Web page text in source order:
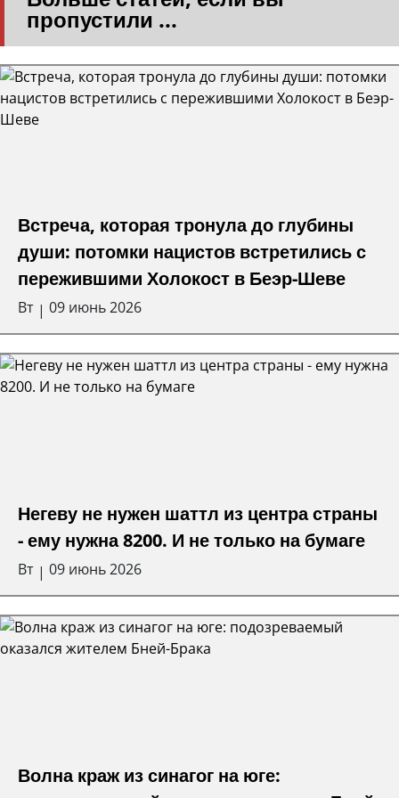
пропустили ...
Встреча, которая тронула до глубины
души: потомки нацистов встретились с
пережившими Холокост в Беэр-Шеве
Вт | 09 июнь 2026
Негеву не нужен шаттл из центра страны
- ему нужна 8200. И не только на бумаге
Вт | 09 июнь 2026
Волна краж из синагог на юге: